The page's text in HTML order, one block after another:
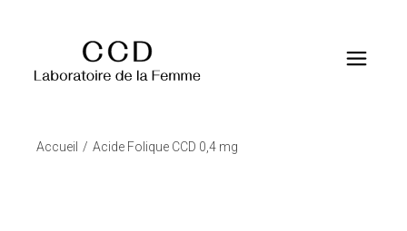
Accueil Acide Folique CCD 0,4 mg